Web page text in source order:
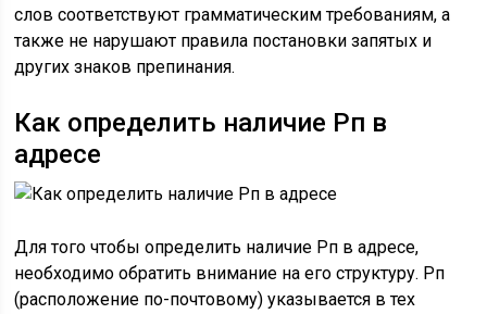
слов соответствуют грамматическим требованиям, а
также не нарушают правила постановки запятых и
других знаков препинания.
Как определить наличие Рп в
адресе
Для того чтобы определить наличие Рп в адресе,
необходимо обратить внимание на его структуру. Рп
(расположение по-почтовому) указывается в тех